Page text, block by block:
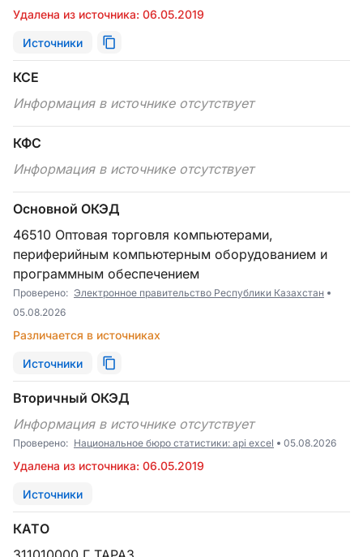
Удалена из источника: 06.05.2019
Источники
КСЕ
Информация в источнике отсутствует
КФС
Информация в источнике отсутствует
Основной ОКЭД
46510 Оптовая торговля компьютерами,
периферийным компьютерным оборудованием и
программным обеспечением
Проверено: Электронное правительство Республики Казахстан
05.08.2026
Различается в источниках
Источники
Вторичный ОКЭД
Информация в источнике отсутствует
Проверено: Национальное бюро статистики: api excel 05.08.2026
Удалена из источника: 06.05.2019
Источники
КАТО